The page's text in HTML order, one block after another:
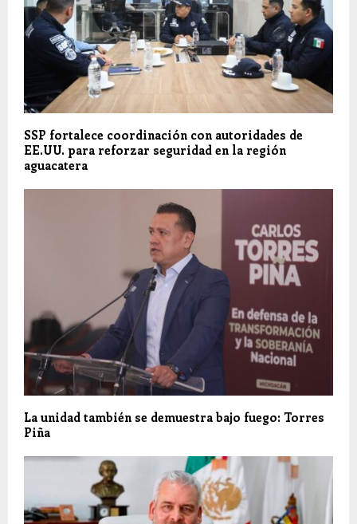
SSP fortalece coordinación con autoridades de
EE.UU. para reforzar seguridad en la región
aguacatera
La unidad también se demuestra bajo fuego: Torres
Piña